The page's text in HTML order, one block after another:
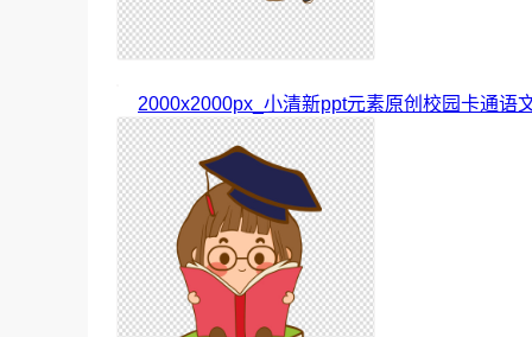
2000x2000px_小清新ppt元素原创校园卡通语